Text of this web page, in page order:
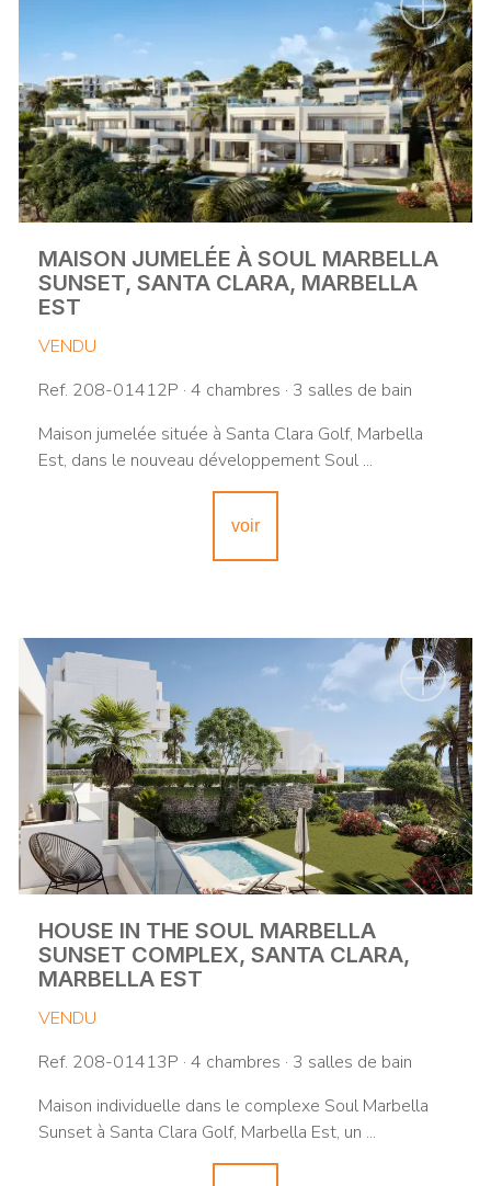
MAISON JUMELÉE À SOUL MARBELLA
SUNSET, SANTA CLARA, MARBELLA
EST
VENDU
Ref. 208-01412P · 4 chambres · 3 salles de bain
Maison jumelée située à Santa Clara Golf, Marbella
Est, dans le nouveau développement Soul ...
voir
HOUSE IN THE SOUL MARBELLA
SUNSET COMPLEX, SANTA CLARA,
MARBELLA EST
VENDU
Ref. 208-01413P · 4 chambres · 3 salles de bain
Maison individuelle dans le complexe Soul Marbella
Sunset à Santa Clara Golf, Marbella Est, un ...